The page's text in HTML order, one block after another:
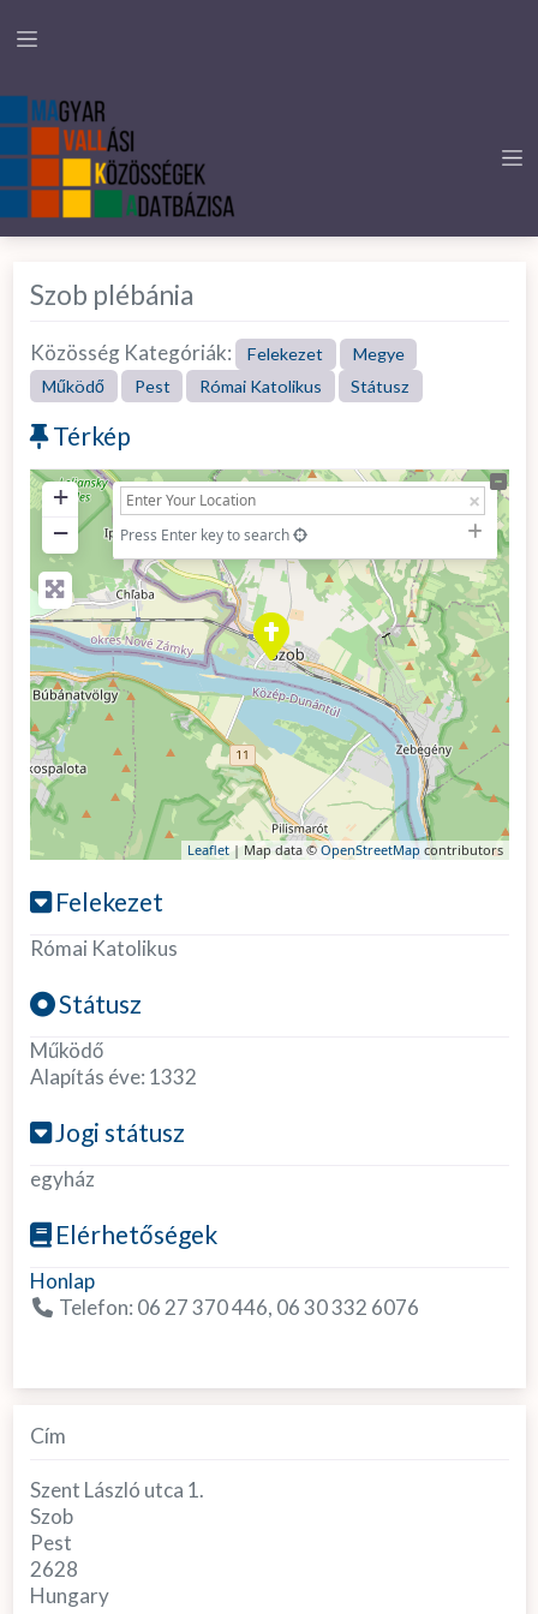
Szob plébánia
Közösség Kategóriák: Felekezet
Megye
Működő
Pest Római Katolikus Státusz
Térkép
+
−
Press Enter key to search
Leaflet| Map data ©OpenStreetMap contributors
Felekezet
Római Katolikus
Státusz
Működő
Alapítás éve: 1332
Jogi státusz
egyház
Elérhetőségek
Honlap
Telefon: 06 27 370 446, 06 30 332 6076
Cím
Szent László utca 1.
Szob
Pest
2628
Hungary